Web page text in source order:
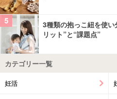
5
3種類の抱っこ紐を使
リット”と“課題点”
カテゴリー一覧
妊活